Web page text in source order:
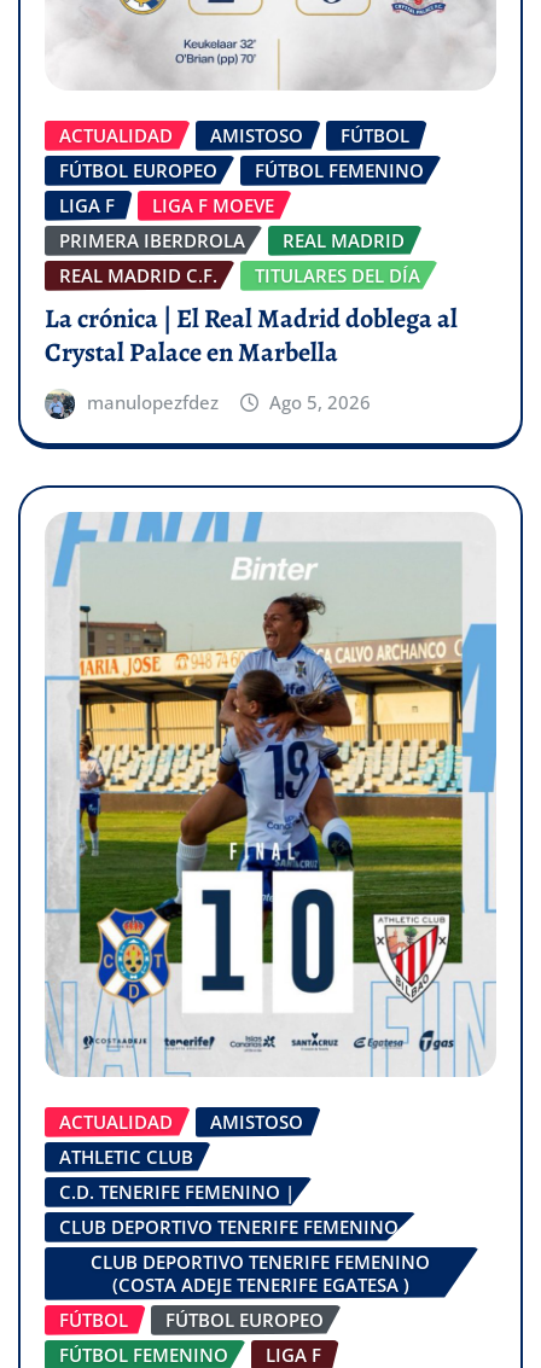
ACTUALIDAD AMISTOSO
FÚTBOL
FÚTBOL EUROPEO
FÚTBOL FEMENINO
LIGA F
LIGA F MOEVE
PRIMERA IBERDROLA
REAL MADRID
REAL MADRID C.F.
TITULARES DEL DÍA
La crónica | El Real Madrid doblega al
Crystal Palace en Marbella
manulopezfdez Ago 5, 2026
ACTUALIDAD
AMISTOSO
ATHLETIC CLUB
C.D. TENERIFE FEMENINO |
CLUB DEPORTIVO TENERIFE FEMENINO
CLUB DEPORTIVO TENERIFE FEMENINO
(COSTA ADEJE TENERIFE EGATESA )
FÚTBOL
FÚTBOL EUROPEO
FÚTBOL FEMENINO
LIGA F